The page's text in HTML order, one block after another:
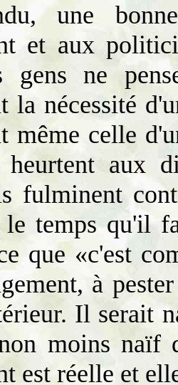
une
et aux
gens ne
la nécessité
même celle
heurtent aux
fulminent
le temps qu'il
que «c'est
à
Il serait
moins naïf
est réelle et